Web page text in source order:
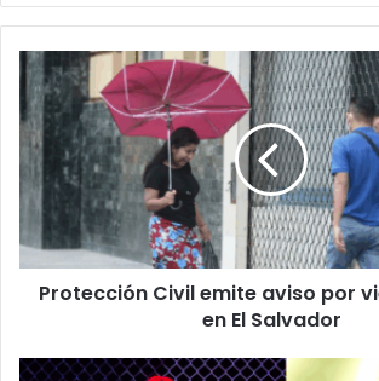
Protección
Civil
emite
aviso
por
vientos
nortes
en
El
Salvador
Protección Civil emite aviso por
en El Salvador
Karol